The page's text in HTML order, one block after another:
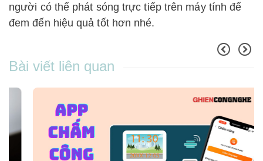
người có thể phát sóng trực tiếp trên máy tính để
đem đến hiệu quả tốt hơn nhé.
Bài viết liên quan